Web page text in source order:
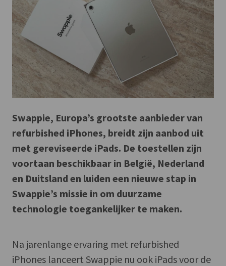
Swappie, Europa’s grootste aanbieder van
refurbished iPhones, breidt zijn aanbod uit
met gereviseerde iPads. De toestellen zijn
voortaan beschikbaar in België, Nederland
en Duitsland en luiden een nieuwe stap in
Swappie’s missie in om duurzame
technologie toegankelijker te maken.
Na jarenlange ervaring met refurbished
iPhones lanceert Swappie nu ook iPads voor de